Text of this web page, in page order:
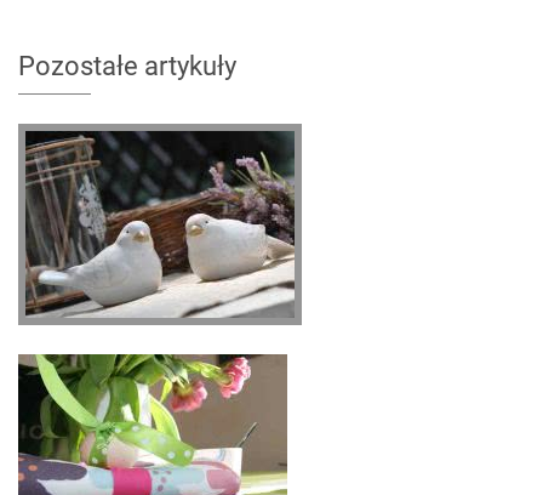
Pozostałe artykuły